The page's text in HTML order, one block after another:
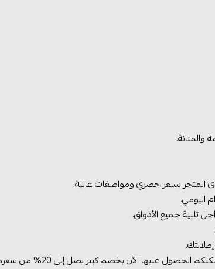
المتجر بسعر حصري ومواصفات عالية.
اليومي.
تلبية جميع الأذواق.
الآن بخصم كبير يصل إلى 20% من سعرها الأصلي.